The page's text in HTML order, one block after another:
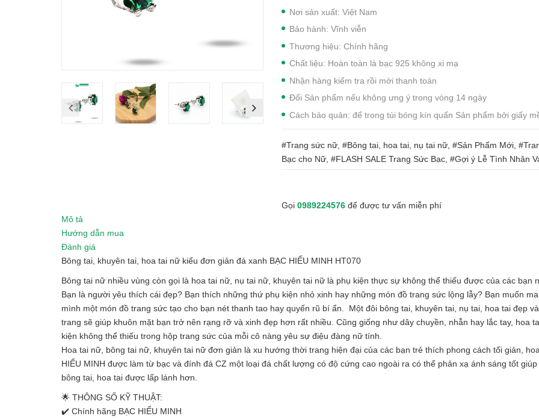
Nơi sản xuất: Việt Nam
Bảo hành: Vĩnh viễn
Thương hiệu: Chính hãng
Chất liệu: Hoàn toàn là bạc 925 không xi mạ
Nhận hàng kiểm tra rồi mới thanh toán
Đổi Sản phẩm nếu không ưng ý trong vòng 14 ngày
Cách bảo quản: để trong túi bóng kín quấn Sản phẩm bởi giấy
#Trang sức nữ, #Bông tai, hoa tai, nụ tai nữ, #Sản Phẩm Mới,
Bạc cho Nữ, #FLASH SALE Trang Sức Bạc, #Gợi ý Lễ Tình Nhân
Gọi 0989224576để được tư vấn miễn phí
Mô tả
Hướng dẫn mua
Đánh giá
Bông tai, khuyên tai, hoa tai nữ kiểu đơn giản đá xanh BẠC HIỂU MINH HT070
Bông tai nữ nhiều vùng còn gọi là hoa tai nữ, nụ tai nữ, khuyên tai nữ là phụ kiện thực sự không thể thiếu được của các bạn
Bạn là người yêu thích cái đẹp? Bạn thích những thứ phụ kiện nhỏ xinh hay những món đồ trang sức lộng lẫy? Bạn muốn
mình một món đồ trang sức tạo cho bạn nét thanh tao hay quyến rũ bí ẩn. Một đôi bông tai, khuyên tai, nụ tai, hoa tai đẹp
trang sẽ giúp khuôn mặt bạn trở nên rạng rỡ và xinh đẹp hơn rất nhiều. Cũng giống như dây chuyền, nhẫn hay lắc tay, hoa
kiện không thể thiếu trong hộp trang sức của mỗi cô nàng yêu sự điệu đàng nữ tính.
Hoa tai nữ, bông tai nữ, khuyên tai nữ đơn giản là xu hướng thời trang hiện đại của các bạn trẻ thích phong cách tối giản,
HIỂU MINH được làm từ bạc và đính đá CZ một loại đá chất lượng có độ cứng cao ngoài ra có thể phản xạ ánh sáng tốt
bông tai, hoa tai được lấp lánh hơn.
🌟 THÔNG SỐ KỸ THUẬT:
✔️ Chính hãng BẠC HIỂU MINH